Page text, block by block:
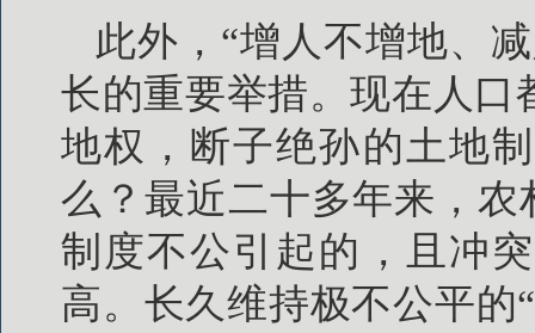
此外，“增人不增地、
长的重要举措。现在人口
地权，断子绝孙的土地
么？最近二十多年来，农
制度不公引起的，且冲
高。长久维持极不公平的